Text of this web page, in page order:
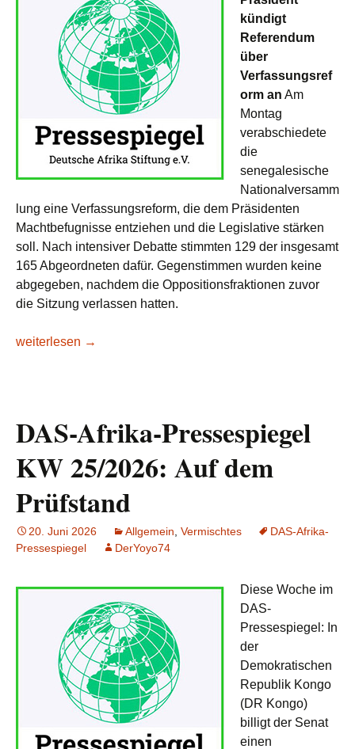
kündigt
Referendum
über
Verfassungsref
orm an Am
Montag
verabschiedete
die
senegalesische
Nationalversamm
lung eine Verfassungsreform, die dem Präsidenten
Machtbefugnisse entziehen und die Legislative stärken
soll. Nach intensiver Debatte stimmten 129 der insgesamt
165 Abgeordneten dafür. Gegenstimmen wurden keine
abgegeben, nachdem die Oppositionsfraktionen zuvor
die Sitzung verlassen hatten.
DAS-Afrika-Pressespiegel KW 27/2026: Ringen um die
weiterlesen →
DAS-Afrika-Pressespiegel
KW 25/2026: Auf dem
Prüfstand
20. Juni 2026 Allgemein Vermischtes
DAS-Afrika-
Pressespiegel
DerYoyo74
Diese Woche im
DAS-
Pressespiegel: In
der
Demokratischen
Republik Kongo
(DR Kongo)
billigt der Senat
einen